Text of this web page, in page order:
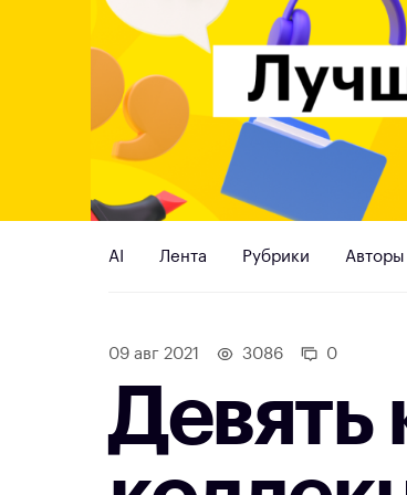
AI Лента Рубрики Авторы
09 авг 2021 3086 0
Девять